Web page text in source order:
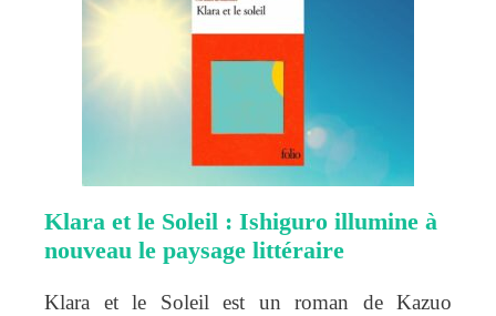
Klara et le Soleil : Ishiguro illumine à
nouveau le paysage littéraire
Klara et le Soleil est un roman de Kazuo